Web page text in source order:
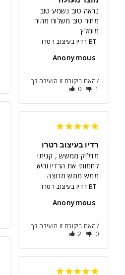
מומלץ
רדיו בעיצוב רטרו BT
Anonymous
האם ביקורת זו הועילה לך?
0
1
רדיו בעיצוב רטרו
מדליק ממשש , קניתי
ממש ממש מרוצה
רדיו בעיצוב רטרו BT
Anonymous
האם ביקורת זו הועילה לך?
2
0